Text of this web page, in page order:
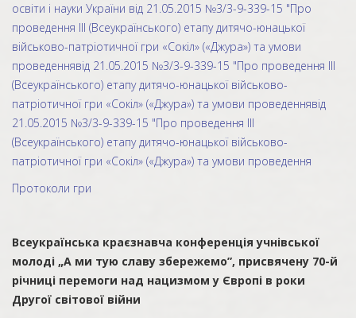
освіти і науки України від 21.05.2015 №3/3-9-339-15 "Про
проведення ІІІ (Всеукраїнського) етапу дитячо-юнацької
військово-патріотичної гри «Сокіл» («Джура») та умови
проведеннявід 21.05.2015 №3/3-9-339-15 "Про проведення ІІІ
(Всеукраїнського) етапу дитячо-юнацької військово-
патріотичної гри «Сокіл» («Джура») та умови проведеннявід
21.05.2015 №3/3-9-339-15 "Про проведення ІІІ
(Всеукраїнського) етапу дитячо-юнацької військово-
патріотичної гри «Сокіл» («Джура») та умови проведення
Протоколи гри
Всеукраїнська краєзнавча конференція учнівської
молоді „А ми тую славу збережемо”, присвячену 70-й
річниці перемоги над нацизмом у Європі в роки
Другої світової війни